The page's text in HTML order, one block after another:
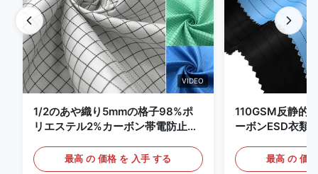
VIDEO
1/2のあや織り5mmの格子98%ポ
リエステル2%カーボン帯電防止衣
最高 の 価格 を 入手 する
110GSM反静的
ーボンESD衣類
最高 の 価